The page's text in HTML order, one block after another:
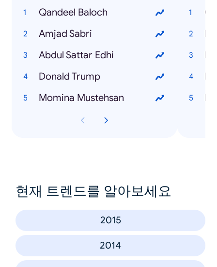
Qandeel Baloch
Amjad Sabri
Abdul Sattar Edhi
Donald Trump
Momina Mustehsan
현재 트렌드를 알아보세요
2015
2014